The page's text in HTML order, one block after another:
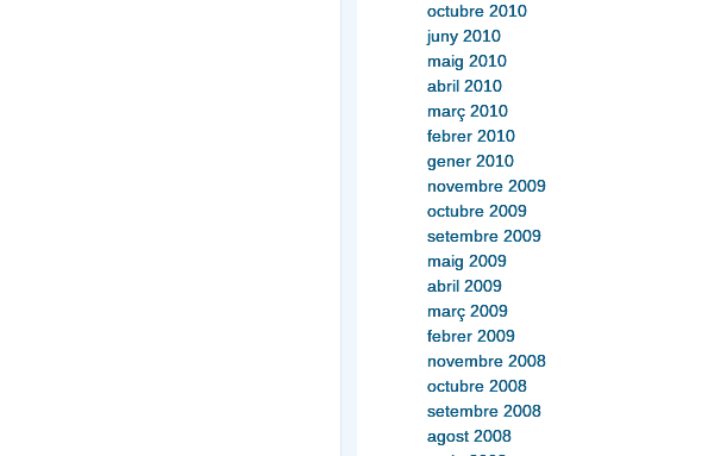
octubre 2010
juny 2010
maig 2010
abril 2010
març 2010
febrer 2010
gener 2010
novembre 2009
octubre 2009
setembre 2009
maig 2009
abril 2009
març 2009
febrer 2009
novembre 2008
octubre 2008
setembre 2008
agost 2008